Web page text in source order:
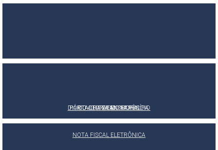
PORTAL DA TRANSPARÊNCIA
E-SIC
OUVIDORIA MUNICIPAL
DIÁRIO OFICIAL DO MUNICÍPIO
NOTA FISCAL ELETRÔNICA